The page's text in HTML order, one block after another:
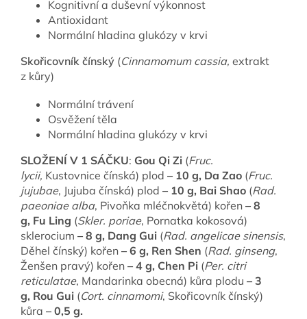
Kognitivní a duševní výkonnost
Antioxidant
Normální hladina glukózy v krvi
Skořicovník čínský (Cinnamomum cassia, extrakt
z kůry)
Normální trávení
Osvěžení těla
Normální hladina glukózy v krvi
SLOŽENÍ V 1 SÁČKU: Gou Qi Zi (Fruc.
lycii, Kustovnice čínská) plod – 10 g, Da Zao (Fruc.
jujubae, Jujuba čínská) plod – 10 g, Bai Shao (Rad.
paeoniae alba, Pivoňka mléčnokvětá) kořen – 8
g, Fu Ling (Skler. poriae, Pornatka kokosová)
sklerocium – 8 g, Dang Gui (Rad. angelicae sinensis,
Děhel čínský) kořen – 6 g, Ren Shen (Rad. ginseng,
Ženšen pravý) kořen – 4 g, Chen Pi (Per. citri
reticulatae, Mandarinka obecná) kůra plodu – 3
g, Rou Gui (Cort. cinnamomi, Skořicovník čínský)
kůra – 0,5 g.